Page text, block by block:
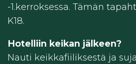
-1.kerroksessa. Tämän
K18.
Hotelliin keikan jälkeen?
Nauti keikkafiiliksestä ja